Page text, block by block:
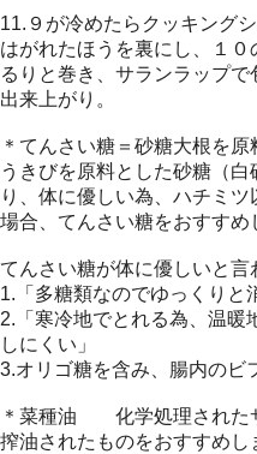
11.９が冷めたらクッキング
はがれたほうを裏にし、１０
るりと巻き、サランラップ
出来上がり。
＊てんさい糖＝砂糖大根を
うきびを原料とした砂糖（
り、体に優しい為、ハチミ
場合、てんさい糖をおすすめ
てんさい糖が体に優しいと
1.「多糖類なのでゆっくりと
2.「寒冷地でとれる為、温暖
しにくい」
3.オリゴ糖を含み、腸内のビ
＊菜種油 化学処理された
搾油されたものをおすすめし